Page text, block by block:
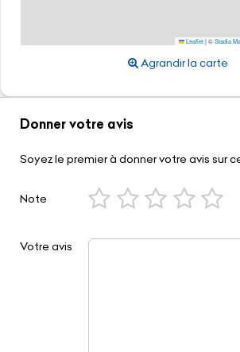
Leaflet|©Stadia
Agrandir la carte
Donner votre avis
Soyez le premier à donner votre avis sur
Note
Votre avis